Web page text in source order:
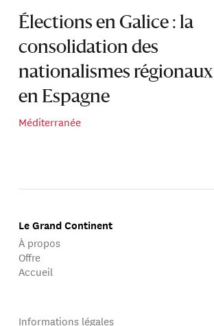
Élections en Galice : la
consolidation des
nationalismes régionaux
en Espagne
Méditerranée
Le Grand Continent
À propos
Offre
Accueil
Informations légales